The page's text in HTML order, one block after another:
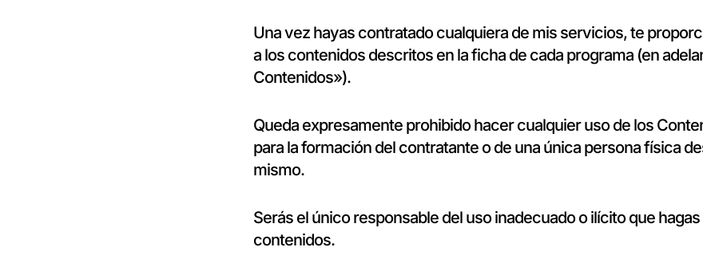
Una vez hayas contratado cualquiera de mis servicios, te
a los contenidos descritos en la ficha de cada programa (en
Contenidos»).
Queda expresamente prohibido hacer cualquier uso de los
para la formación del contratante o de una única persona física
mismo.
Serás el único responsable del uso inadecuado o ilícito que
contenidos.